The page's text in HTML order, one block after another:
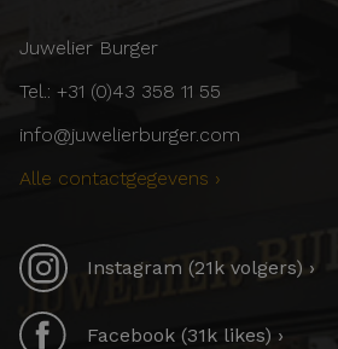
Juwelier Burger
Tel.: +31 (0)43 358 11 55
info@juwelierburger.com
Alle contactgegevens ›
Instagram (21k volgers) ›
Facebook (31k likes) ›